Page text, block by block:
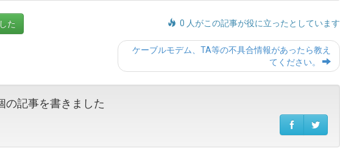
0 人がこの記事が役に立ったとしています
た
Post
navigation
ケーブルモデム、TA等の不具合情報があったら教え
てください。
の記事を書きました